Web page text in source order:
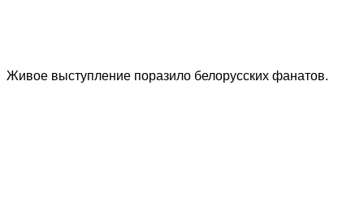
Живое выступление поразило белорусских фанатов.